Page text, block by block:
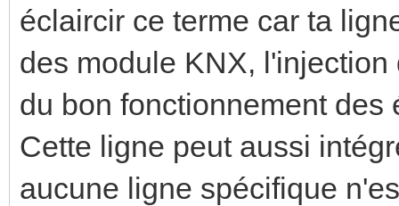
éclaircir ce terme car ta
des module KNX,
du bon fonctionnement des
Cette ligne peut aussi
aucune ligne spécifique